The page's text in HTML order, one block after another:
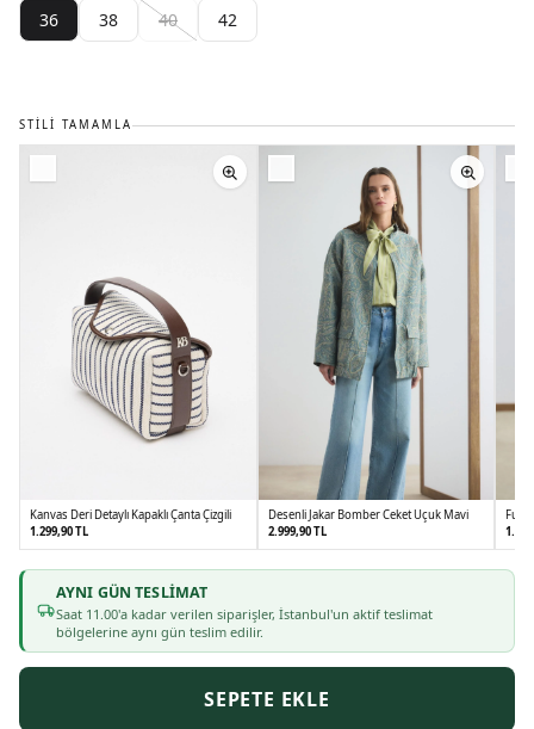
36 38 40 42
STILI TAMAMLA
Kanvas Deri Detaylı Kapaklı Çanta Çizgili
1.299,90 TL
Desenli Jakar Bomber Ceket Uçuk Mavi
2.999,90 TL
AYNI GÜN TESLIMAT
Saat 11 .00'a kadar verilen siparişler, İstanbul'un aktif teslimat
bölgelerine aynı gün teslim edilir.
SEPETE EKLE